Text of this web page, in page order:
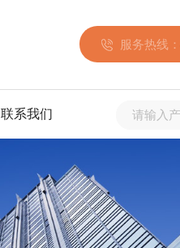
服务热线：
联系我们